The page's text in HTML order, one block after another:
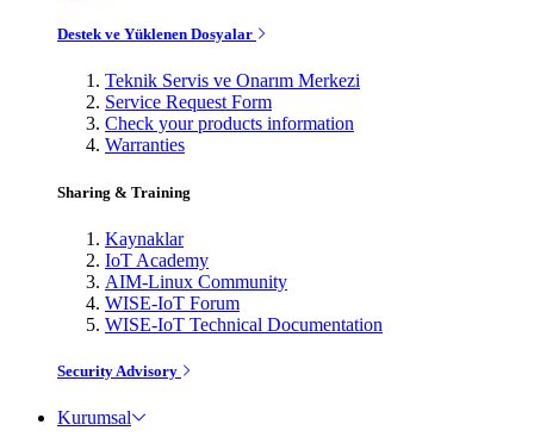
Destek ve Yüklenen Dosyalar
Teknik Servis ve Onarım Merkezi
Service Request Form
Check your products information
Warranties
Sharing & Training
Kaynaklar
IoT Academy
AIM-Linux Community
WISE-IoT Forum
WISE-IoT Technical Documentation
Security Advisory
Kurumsal